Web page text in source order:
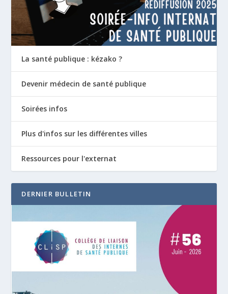
La santé publique : kézako ?
Devenir médecin de santé publique
Soirées infos
Plus d'infos sur les différentes villes
Ressources pour l'externat
DERNIER BULLETIN